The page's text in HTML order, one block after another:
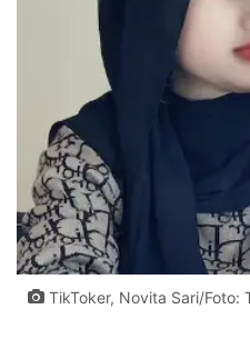
TikToker, Novita Sari/Foto: